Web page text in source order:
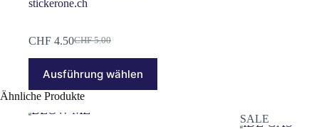
stickerone.ch
CHF5.00
Ursprünglicher
Preis
war:
CHF 5.00
CHF 4.50Aktueller
Preis
ist:
CHF 4.50.
Ausführung wählen
Produkt
weist
mehrere
Varianten
Ähnliche Produkte
SALE